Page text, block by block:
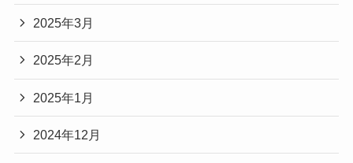
2025年3月
2025年2月
2025年1月
2024年12月